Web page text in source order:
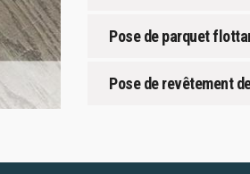
Pose de parquet
Pose de revêtement